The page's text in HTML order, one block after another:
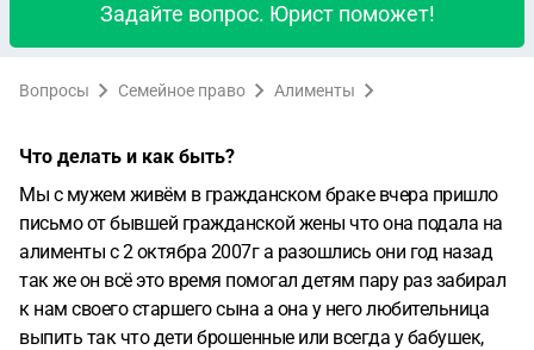
Задайте вопрос. Юрист поможет!
Вопросы Семейное право Алименты
Что делать и как быть?
Мы с мужем живём в гражданском браке вчера пришло
письмо от бывшей гражданской жены что она подала на
алименты с 2 октябра 2007г а разошлись они год назад
так же он всё это время помогал детям пару раз забирал
к нам своего старшего сына а она у него любительница
выпить так что дети брошенные или всегда у бабушек,